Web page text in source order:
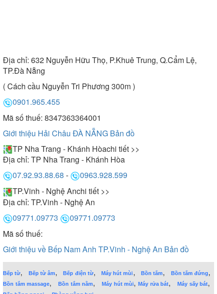
Địa chỉ: 632 Nguyễn Hữu Thọ, P.Khuê Trung, Q.Cẩm Lệ,
TP.Đà Nẵng
( Cách cầu Nguyễn Tri Phương 300m )
0901.965.455
Mã số thuế: 8347363364001
Giới thiệu Hải Châu ĐÀ NẴNG Bản đồ
TP Nha Trang - Khánh Hòachi tiết >>
Địa chỉ: TP Nha Trang - Khánh Hòa
07.92.93.88.68 -
0963.928.599
TP.Vinh - Nghệ Anchi tiết >>
Địa chỉ: TP.Vinh - Nghệ An
09771.09773
09771.09773
Mã số thuế:
Giới thiệu về Bếp Nam Anh TP.Vinh - Nghệ An Bản đồ
Bếp từ, Bếp từ âm,Bếp điện từ,Máy hút mùi, Bồn tắm, Bồn tắm đứng,
Bồn tắm massage,Bồn tắm nằm,Máy hút mùi,Máy rửa bát,Máy sấy bát,